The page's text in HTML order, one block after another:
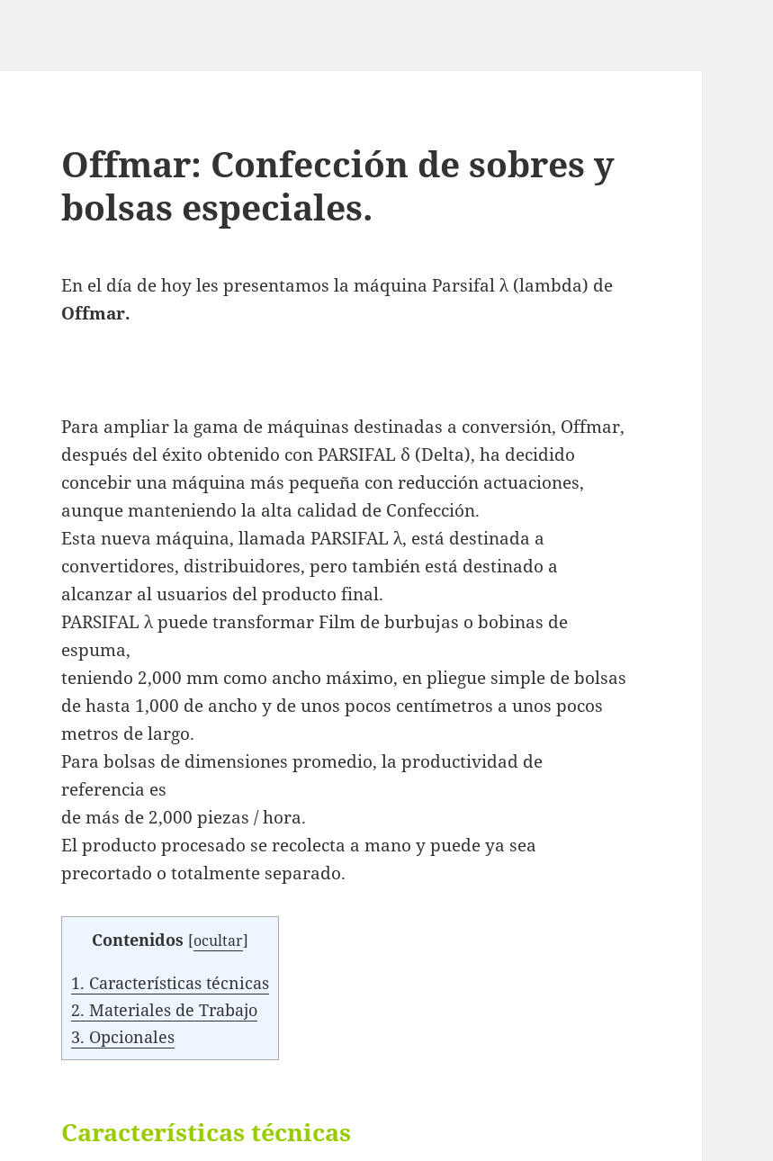
Offmar: Confección de sobres y
bolsas especiales.
En el día de hoy les presentamos la máquina Parsifal λ (lambda) de
Offmar.
Para ampliar la gama de máquinas destinadas a conversión, Offmar,
después del éxito obtenido con PARSIFAL δ (Delta), ha decidido
concebir una máquina más pequeña con reducción actuaciones,
aunque manteniendo la alta calidad de Confección.
Esta nueva máquina, llamada PARSIFAL λ, está destinada a
convertidores, distribuidores, pero también está destinado a
alcanzar al usuarios del producto final.
PARSIFAL λ puede transformar Film de burbujas o bobinas de
espuma,
teniendo 2,000 mm como ancho máximo, en pliegue simple de bolsas
de hasta 1,000 de ancho y de unos pocos centímetros a unos pocos
metros de largo.
Para bolsas de dimensiones promedio, la productividad de
referencia es
de más de 2,000 piezas / hora.
El producto procesado se recolecta a mano y puede ya sea
precortado o totalmente separado.
Contenidos [ocultar]
1. Características técnicas
2. Materiales de Trabajo
3. Opcionales
Características técnicas